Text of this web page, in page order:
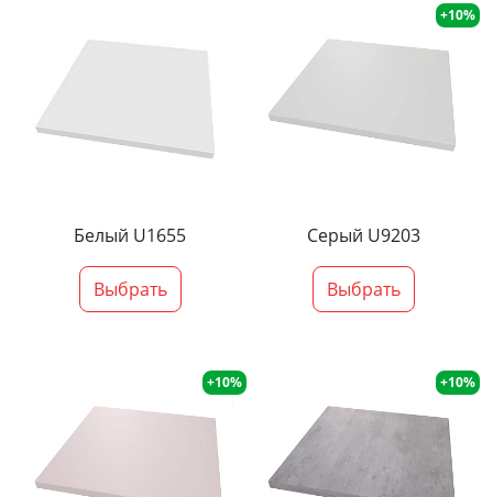
Белый U1655
Выбрать
+10%
Серый U9203
Выбрать
+10% +10%